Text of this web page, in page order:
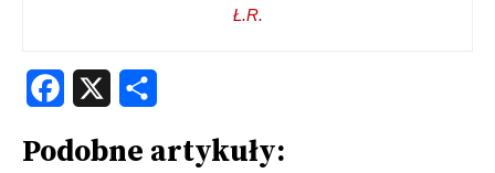
Ł.R.
Facebook
Podobne artykuły: